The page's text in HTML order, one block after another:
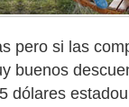
pero si las
buenos
dólares